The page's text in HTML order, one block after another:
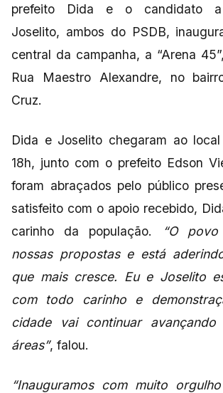
prefeito Dida e o candidato a
Joselito, ambos do PSDB,
central da campanha, a “Arena
Rua Maestro Alexandre, no
Cruz.
Dida e Joselito chegaram ao
18h, junto com o prefeito Edson
foram abraçados pelo público
satisfeito com o apoio recebido,
carinho da população.
“O
nossas propostas e está
que mais cresce. Eu e Joselito
com todo carinho e
cidade vai continuar
áreas”, falou.
“Inauguramos com muito